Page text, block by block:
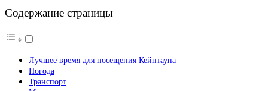
Содержание страницы
Лучшее время для посещения Кейптауна
Погода
Транспорт